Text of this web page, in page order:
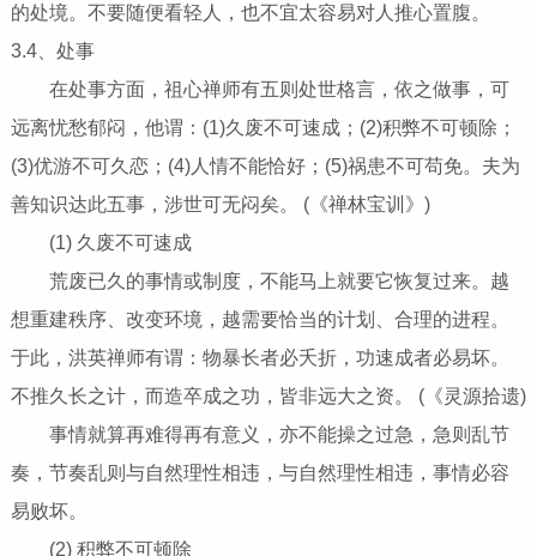
的处境。不要随便看轻人，也不宜太容易对人推心置腹。
3.4、处事
在处事方面，祖心禅师有五则处世格言，依之做事，可
远离忧愁郁闷，他谓：(1)久废不可速成；(2)积弊不可顿除；
(3)优游不可久恋；(4)人情不能恰好；(5)祸患不可苟免。夫为
善知识达此五事，涉世可无闷矣。 (《禅林宝训》)
(1) 久废不可速成
荒废已久的事情或制度，不能马上就要它恢复过来。越
想重建秩序、改变环境，越需要恰当的计划、合理的进程。
于此，洪英禅师有谓：物暴长者必夭折，功速成者必易坏。
不推久长之计，而造卒成之功，皆非远大之资。 (《灵源拾遗)
事情就算再难得再有意义，亦不能操之过急，急则乱节
奏，节奏乱则与自然理性相违，与自然理性相违，事情必容
易败坏。
(2) 积弊不可顿除